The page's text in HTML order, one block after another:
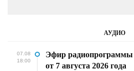
АУДИО
07.08
18:00
Эфир
от 7 августа 2026 года